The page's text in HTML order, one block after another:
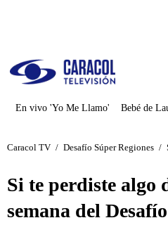
En vivo 'Yo Me Llamo' Bebé de
Caracol TV / Desafío Súper Regiones /
Si te perdiste algo
semana del